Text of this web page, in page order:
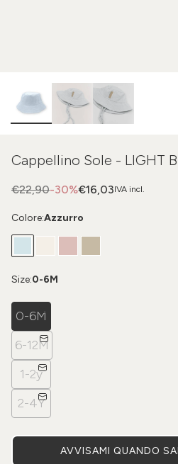
Cappellino Sole - LIGHT
IVA incl.
-30%
€22,90 €16,03
Colore:Azzurro
Size:0-6M
0-6M
6-12M
1-2y
2-4Y
AVVISAMI QUANDO